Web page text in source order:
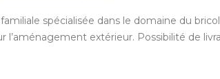
spécialisée dans le domaine du
l’aménagement extérieur. Possibilité de